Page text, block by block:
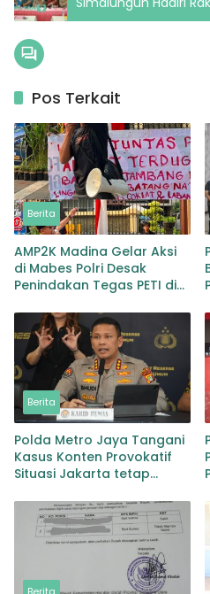
“Ajak Berantas
Pos Terkait
Berita
AMP2K Madina Gelar Aksi
di Mabes Polri Desak
Penindakan Tegas PETI di
Natal
Berita
Polda Metro Jaya Tangani
Kasus Konten Provokatif
Situasi Jakarta tetap